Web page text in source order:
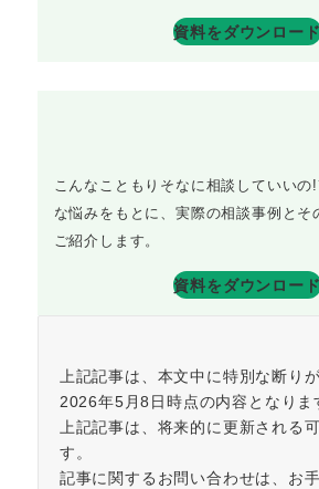
資料をダウンロー
こんなこともりそなに相談していい
な悩みをもとに、実際の相談事例とそ
ご紹介します。
資料をダウンロー
上記記事は、本文中に特別な断り
2026年5月8日時点の内容となりま
上記記事は、将来的に更新される
す。
記事に関するお問い合わせは、お